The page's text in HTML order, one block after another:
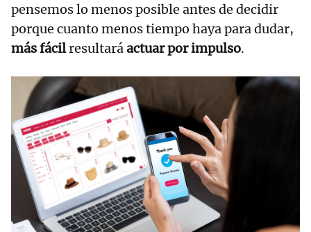
pensemos lo menos posible antes de decidir
porque cuanto menos tiempo haya para dudar,
más fácilresultaráactuar por impulso.